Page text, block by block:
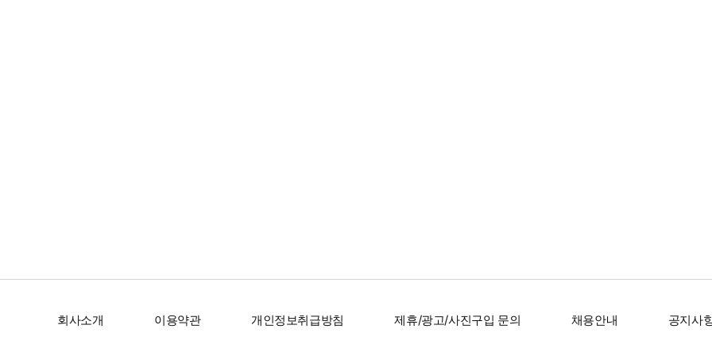
회사소개 이용약관 개인정보취급방침 제휴/광고/사진구입 문의 채용안내 공지사